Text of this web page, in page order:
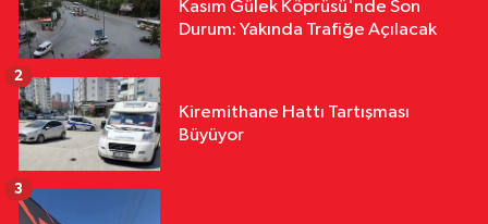
Kasım Gülek Köprüsü'nde Son
Durum: Yakında Trafiğe Açılacak
Kiremithane Hattı Tartışması
Büyüyor
2
3